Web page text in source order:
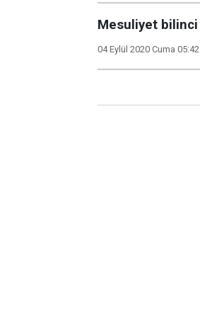
Mesuliyet bilinci
04 Eylül 2020 Cuma 05:42